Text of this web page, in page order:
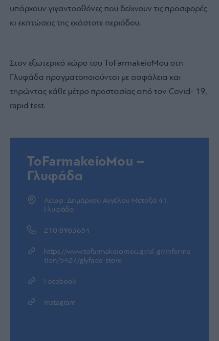
υπάρχουν γιγαντοοθόνες που δείχνουν τις προσφορές
κι εκπτώσεις της εκάστοτε περιόδου.
Στον εξωτερικό χώρο του ToFarmakeioMou στη
Γλυφάδα πραγματοποιούνται με ασφάλεια και
τηρώντας κάθε μέτρο προστασίας από τον Covid- 19,
rapid test.
ToFarmakeioMou –
Γλυφάδα
Λεωφ. Δημάρχου Αγγέλου Μεταξά 41,
Γλυφάδα
210 8983654
https://www.tofarmakeiomou.gr/el-gr/informa
tion/5427/glyfada-store
Facebook
Instagram